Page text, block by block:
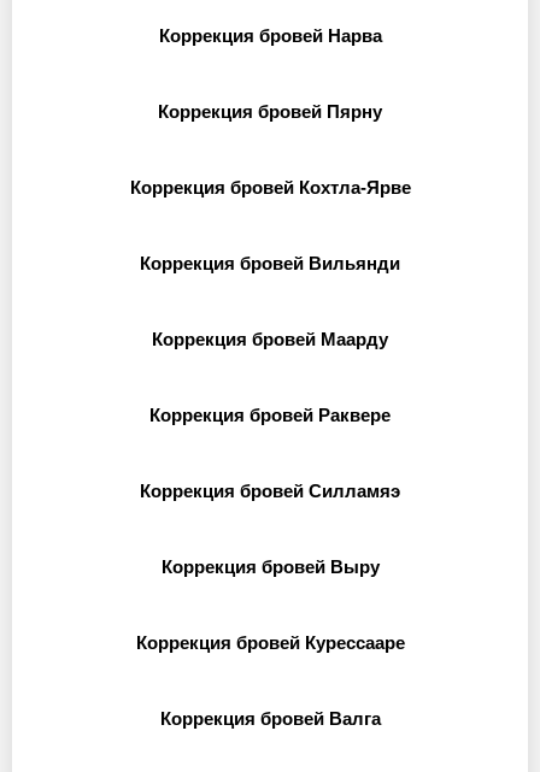
Коррекция бровей Нарва
Коррекция бровей Пярну
Коррекция бровей Кохтла-Ярве
Коррекция бровей Вильянди
Коррекция бровей Маарду
Коррекция бровей Раквере
Коррекция бровей Силламяэ
Коррекция бровей Выру
Коррекция бровей Курессааре
Коррекция бровей Валга